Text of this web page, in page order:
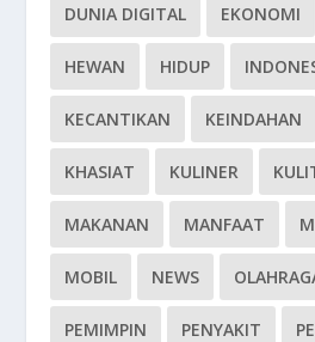
DUNIA DIGITAL EKONOMI
HEWAN HIDUP
KECANTIKAN KEINDAHAN
KHASIAT KULINER
MAKANAN MANFAAT
MOBIL NEWS
PEMIMPIN PENYAKIT